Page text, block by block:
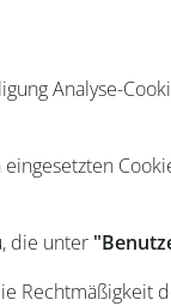
Analyse-
die unter